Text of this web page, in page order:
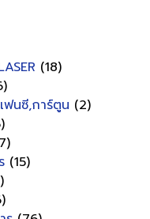
(18)
ฟนซี,การ์ตูน (2)
(15)